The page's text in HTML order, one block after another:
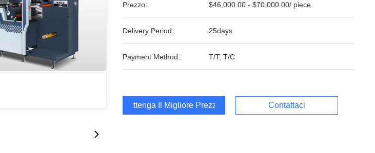
Prezzo: $46,000.00 - $70,000.00/ piece
Delivery Period: 25days
Payment Method: T/T, T/C
Ottenga Il Migliore Prezzo Contattaci